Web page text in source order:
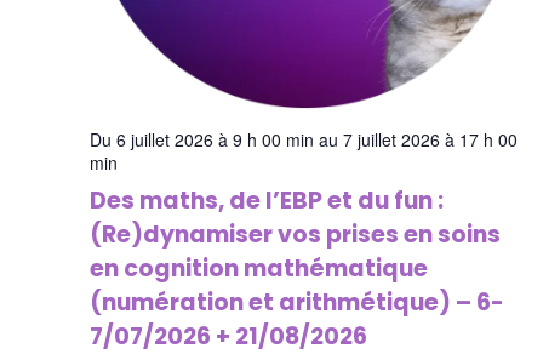
Du 6 juillet 2026 à 9 h 00 min au 7 juillet 2026 à 17 h 00
min
Des maths, de l’EBP et du fun :
(Re)dynamiser vos prises en soins
en cognition mathématique
(numération et arithmétique) – 6-
7/07/2026 + 21/08/2026